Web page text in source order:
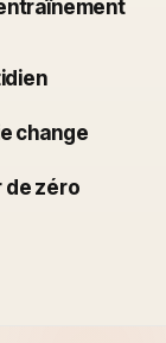
change
de zéro